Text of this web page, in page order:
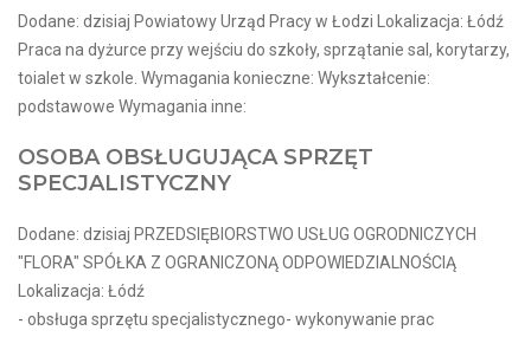
Dodane: dzisiaj Powiatowy Urząd Pracy w Łodzi Lokalizacja: Łódź
Praca na dyżurce przy wejściu do szkoły, sprzątanie sal, korytarzy,
toialet w szkole. Wymagania konieczne: Wykształcenie:
podstawowe Wymagania inne:
OSOBA OBSŁUGUJĄCA SPRZĘT
SPECJALISTYCZNY
Dodane: dzisiaj PRZEDSIĘBIORSTWO USŁUG OGRODNICZYCH
"FLORA" SPÓŁKA Z OGRANICZONĄ ODPOWIEDZIALNOŚCIĄ
Lokalizacja: Łódź
- obsługa sprzętu specjalistycznego- wykonywanie prac